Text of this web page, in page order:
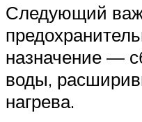
Следующий
назначение —
воды,
нагрева.